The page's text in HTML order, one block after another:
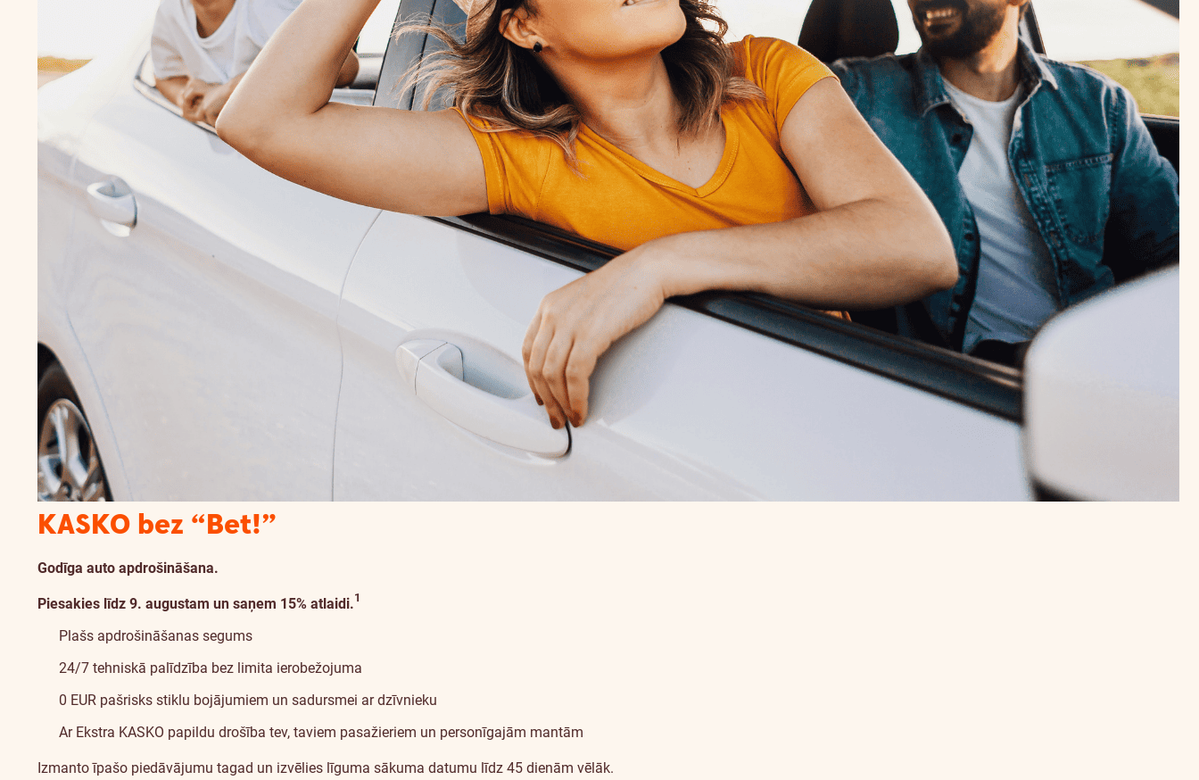
KASKO bez “Bet!”
Godīga auto apdrošināšana.
Piesakies līdz 9. augustam un saņem 15% atlaidi.1
Plašs apdrošināšanas segums
24/7 tehniskā palīdzība bez limita ierobežojuma
0 EUR pašrisks stiklu bojājumiem un sadursmei ar dzīvnieku
Ar Ekstra KASKO papildu drošība tev, taviem pasažieriem un personīgajām mantām
Izmanto īpašo piedāvājumu tagad un izvēlies līguma sākuma datumu līdz 45 dienām vēlāk.